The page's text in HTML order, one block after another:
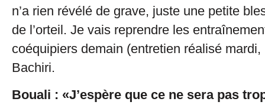
n’a rien révélé de grave, juste une petite
de l’orteil. Je vais reprendre les
coéquipiers demain (entretien réalisé mardi,
Bachiri.
Bouali : «J’espère que ce ne sera pas